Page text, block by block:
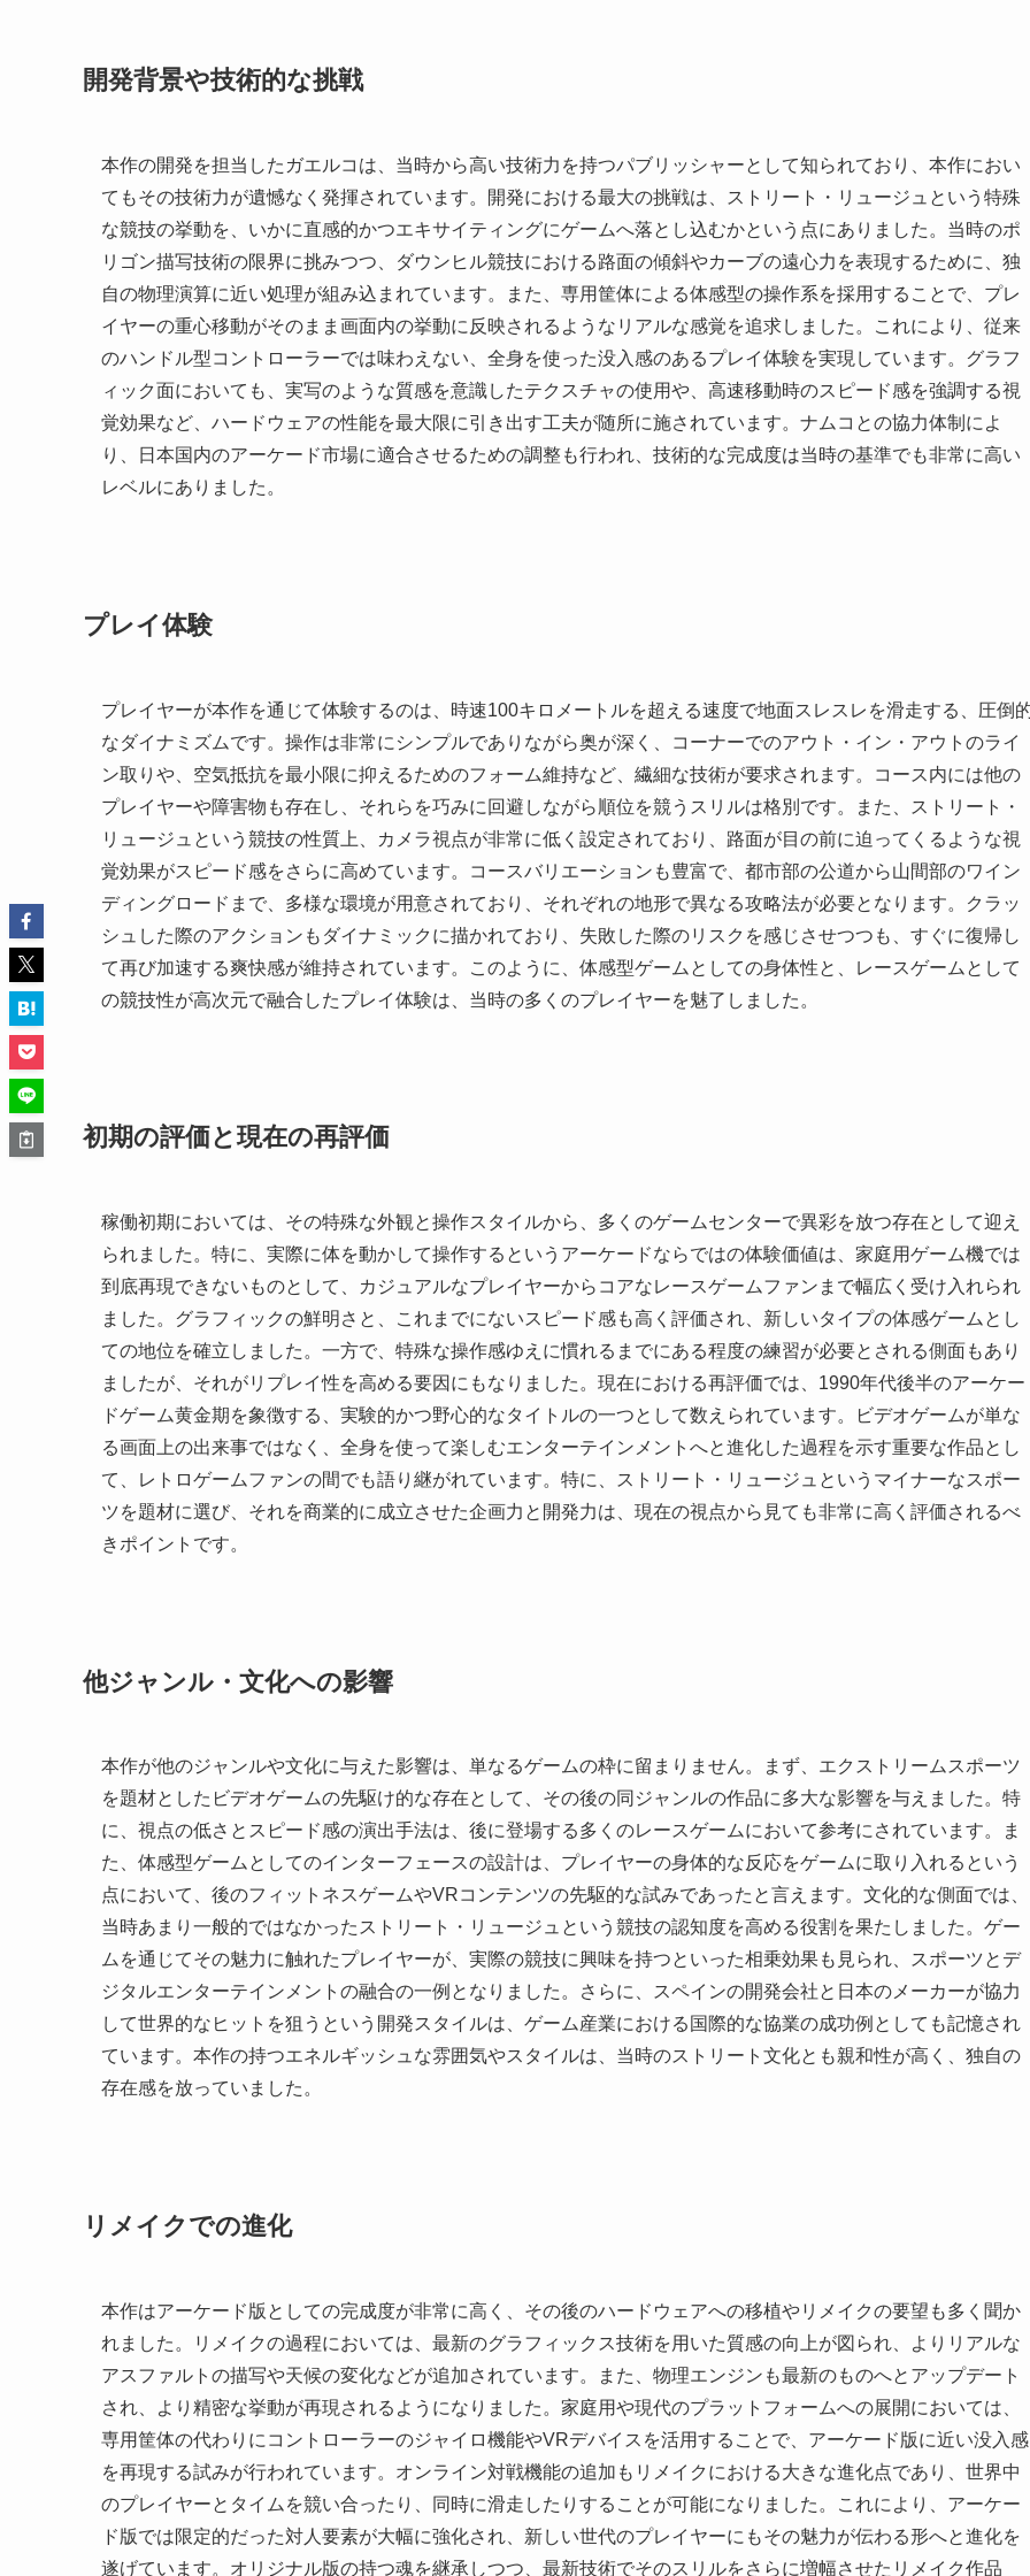
開発背景や技術的な挑戦
本作の開発を担当したガエルコは、当時から高い技術力を持つパブリッシャーとして知られており、本作におい
てもその技術力が遺憾なく発揮されています。開発における最大の挑戦は、ストリート・リュージュという特殊
な競技の挙動を、いかに直感的かつエキサイティングにゲームへ落とし込むかという点にありました。当時のポ
リゴン描写技術の限界に挑みつつ、ダウンヒル競技における路面の傾斜やカーブの遠心力を表現するために、独
自の物理演算に近い処理が組み込まれています。また、専用筐体による体感型の操作系を採用することで、プレ
イヤーの重心移動がそのまま画面内の挙動に反映されるようなリアルな感覚を追求しました。これにより、従来
のハンドル型コントローラーでは味わえない、全身を使った没入感のあるプレイ体験を実現しています。グラフ
ィック面においても、実写のような質感を意識したテクスチャの使用や、高速移動時のスピード感を強調する視
覚効果など、ハードウェアの性能を最大限に引き出す工夫が随所に施されています。ナムコとの協力体制によ
り、日本国内のアーケード市場に適合させるための調整も行われ、技術的な完成度は当時の基準でも非常に高い
レベルにありました。
プレイ体験
プレイヤーが本作を通じて体験するのは、時速100キロメートルを超える速度で地面スレスレを滑走する、圧倒
なダイナミズムです。操作は非常にシンプルでありながら奥が深く、コーナーでのアウト・イン・アウトのライ
ン取りや、空気抵抗を最小限に抑えるためのフォーム維持など、繊細な技術が要求されます。コース内には他の
プレイヤーや障害物も存在し、それらを巧みに回避しながら順位を競うスリルは格別です。また、ストリート・
リュージュという競技の性質上、カメラ視点が非常に低く設定されており、路面が目の前に迫ってくるような視
覚効果がスピード感をさらに高めています。コースバリエーションも豊富で、都市部の公道から山間部のワイン
ディングロードまで、多様な環境が用意されており、それぞれの地形で異なる攻略法が必要となります。クラッ
シュした際のアクションもダイナミックに描かれており、失敗した際のリスクを感じさせつつも、すぐに復帰し
て再び加速する爽快感が維持されています。このように、体感型ゲームとしての身体性と、レースゲームとして
の競技性が高次元で融合したプレイ体験は、当時の多くのプレイヤーを魅了しました。
初期の評価と現在の再評価
稼働初期においては、その特殊な外観と操作スタイルから、多くのゲームセンターで異彩を放つ存在として迎え
られました。特に、実際に体を動かして操作するというアーケードならではの体験価値は、家庭用ゲーム機では
到底再現できないものとして、カジュアルなプレイヤーからコアなレースゲームファンまで幅広く受け入れられ
ました。グラフィックの鮮明さと、これまでにないスピード感も高く評価され、新しいタイプの体感ゲームとし
ての地位を確立しました。一方で、特殊な操作感ゆえに慣れるまでにある程度の練習が必要とされる側面もあり
ましたが、それがリプレイ性を高める要因にもなりました。現在における再評価では、1990年代後半のアーケー
ドゲーム黄金期を象徴する、実験的かつ野心的なタイトルの一つとして数えられています。ビデオゲームが単な
る画面上の出来事ではなく、全身を使って楽しむエンターテインメントへと進化した過程を示す重要な作品とし
て、レトロゲームファンの間でも語り継がれています。特に、ストリート・リュージュというマイナーなスポー
ツを題材に選び、それを商業的に成立させた企画力と開発力は、現在の視点から見ても非常に高く評価されるべ
きポイントです。
他ジャンル・文化への影響
本作が他のジャンルや文化に与えた影響は、単なるゲームの枠に留まりません。まず、エクストリームスポーツ
を題材としたビデオゲームの先駆け的な存在として、その後の同ジャンルの作品に多大な影響を与えました。特
に、視点の低さとスピード感の演出手法は、後に登場する多くのレースゲームにおいて参考にされています。ま
た、体感型ゲームとしてのインターフェースの設計は、プレイヤーの身体的な反応をゲームに取り入れるという
点において、後のフィットネスゲームやVRコンテンツの先駆的な試みであったと言えます。文化的な側面では、
当時あまり一般的ではなかったストリート・リュージュという競技の認知度を高める役割を果たしました。ゲー
ムを通じてその魅力に触れたプレイヤーが、実際の競技に興味を持つといった相乗効果も見られ、スポーツとデ
ジタルエンターテインメントの融合の一例となりました。さらに、スペインの開発会社と日本のメーカーが協力
して世界的なヒットを狙うという開発スタイルは、ゲーム産業における国際的な協業の成功例としても記憶され
ています。本作の持つエネルギッシュな雰囲気やスタイルは、当時のストリート文化とも親和性が高く、独自の
存在感を放っていました。
リメイクでの進化
本作はアーケード版としての完成度が非常に高く、その後のハードウェアへの移植やリメイクの要望も多く聞か
れました。リメイクの過程においては、最新のグラフィックス技術を用いた質感の向上が図られ、よりリアルな
アスファルトの描写や天候の変化などが追加されています。また、物理エンジンも最新のものへとアップデート
され、より精密な挙動が再現されるようになりました。家庭用や現代のプラットフォームへの展開においては、
専用筐体の代わりにコントローラーのジャイロ機能やVRデバイスを活用することで、アーケード版に近い没入感
を再現する試みが行われています。オンライン対戦機能の追加もリメイクにおける大きな進化点であり、世界中
のプレイヤーとタイムを競い合ったり、同時に滑走したりすることが可能になりました。これにより、アーケー
ド版では限定的だった対人要素が大幅に強化され、新しい世代のプレイヤーにもその魅力が伝わる形へと進化を
遂げています。オリジナル版の持つ魂を継承しつつ、最新技術でそのスリルをさらに増幅させたリメイク作品